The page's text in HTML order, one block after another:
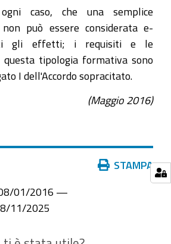
caso, che una semplice
non può essere considerata e-
gli effetti; i requisiti e le
tipologia formativa sono
I dell'Accordo sopracitato.
(Maggio 2016)
STAMPA
01/2016 —
11/2025